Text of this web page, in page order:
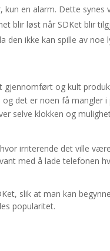
kun en alarm. Dette synes
blir løst når SDKet blir
den ikke kan spille av noe
gjennomført og kult
det er noen få mangler
selve klokken og
irriterende det ville
med å lade telefonen
slik at man kan
popularitet.